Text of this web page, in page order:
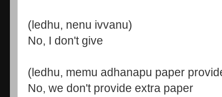
(ledhu, nenu ivvanu)
No, I don't give
(ledhu, memu adhanapu paper
No, we don't provide extra paper